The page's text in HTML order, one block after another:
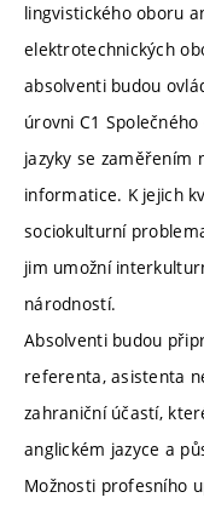
lingvistického oboru
elektrotechnických
absolventi budou
úrovni C1
jazyky se zaměřením
informatice. K jejich
sociokulturní
jim umožní
národností.
Absolventi budou
referenta, asistenta
zahraniční účastí,
anglickém jazyce a
Možnosti profesního